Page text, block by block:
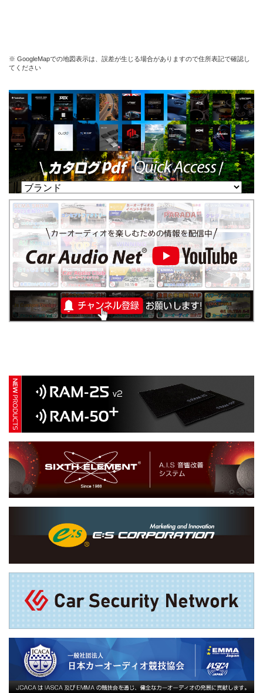
※ GoogleMapでの地図表示は、誤差が生じる場合がありますので住所表記で確認し
てください